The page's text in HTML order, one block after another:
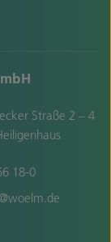
Straße 2 – 4
18-0